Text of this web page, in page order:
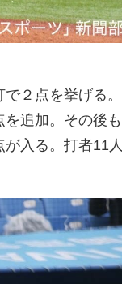
２点を挙げる。
追加。その後も
入る。打者11人